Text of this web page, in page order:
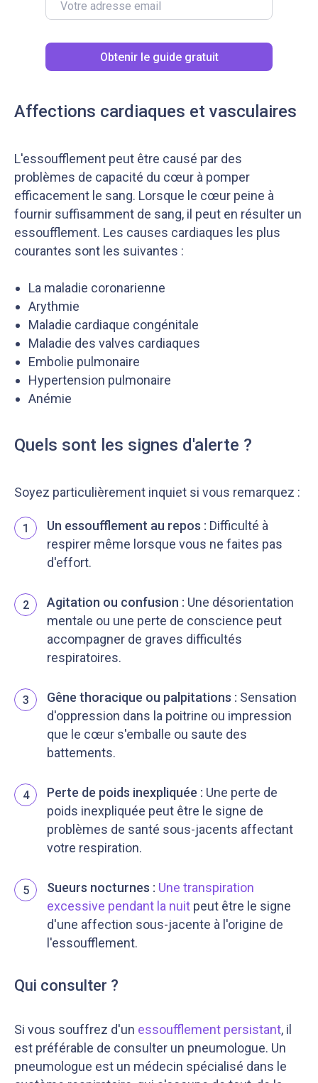
Obtenir le guide gratuit
Affections cardiaques et vasculaires
L'essoufflement peut être causé par des
problèmes de capacité du cœur à pomper
efficacement le sang. Lorsque le cœur peine à
fournir suffisamment de sang, il peut en résulter un
essoufflement. Les causes cardiaques les plus
courantes sont les suivantes :
La maladie coronarienne
Arythmie
Maladie cardiaque congénitale
Maladie des valves cardiaques
Embolie pulmonaire
Hypertension pulmonaire
Anémie
Quels sont les signes d'alerte ?
Soyez particulièrement inquiet si vous remarquez :
1 Un essoufflement au repos : Difficulté à
respirer même lorsque vous ne faites pas
d'effort.
2 Agitation ou confusion : Une désorientation
mentale ou une perte de conscience peut
accompagner de graves difficultés
respiratoires.
3 Gêne thoracique ou palpitations : Sensation
d'oppression dans la poitrine ou impression
que le cœur s'emballe ou saute des
battements.
4 Perte de poids inexpliquée : Une perte de
poids inexpliquée peut être le signe de
problèmes de santé sous-jacents affectant
votre respiration.
5 Sueurs nocturnes : Une transpiration
excessive pendant la nuit peut être le signe
d'une affection sous-jacente à l'origine de
l'essoufflement.
Qui consulter ?
Si vous souffrez d'un essoufflement persistant, il
est préférable de consulter un pneumologue. Un
pneumologue est un médecin spécialisé dans le